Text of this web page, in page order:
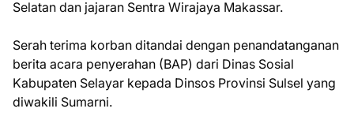
Selatan dan jajaran Sentra Wirajaya Makassar.
Serah terima korban ditandai dengan penandatanganan
berita acara penyerahan (BAP) dari Dinas Sosial
Kabupaten Selayar kepada Dinsos Provinsi Sulsel yang
diwakili Sumarni.